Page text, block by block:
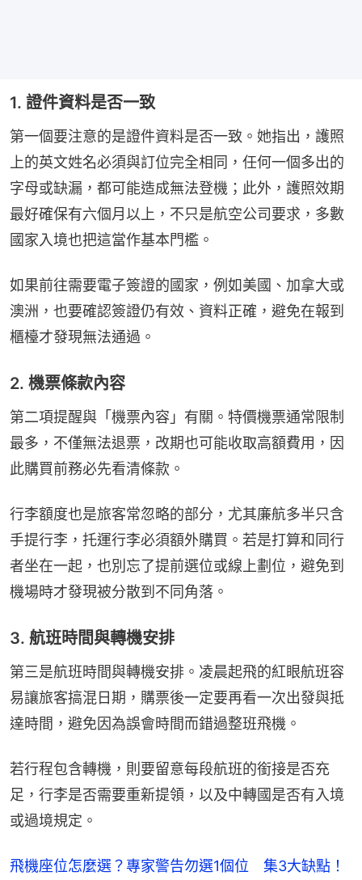
1. 證件資料是否一致
第一個要注意的是證件資料是否一致。她指出，護照
上的英文姓名必須與訂位完全相同，任何一個多出的
字母或缺漏，都可能造成無法登機；此外，護照效期
最好確保有六個月以上，不只是航空公司要求，多數
國家入境也把這當作基本門檻。
如果前往需要電子簽證的國家，例如美國、加拿大或
澳洲，也要確認簽證仍有效、資料正確，避免在報到
櫃檯才發現無法通過。
2. 機票條款內容
第二項提醒與「機票內容」有關。特價機票通常限制
最多，不僅無法退票，改期也可能收取高額費用，因
此購買前務必先看清條款。
行李額度也是旅客常忽略的部分，尤其廉航多半只含
手提行李，托運行李必須額外購買。若是打算和同行
者坐在一起，也別忘了提前選位或線上劃位，避免到
機場時才發現被分散到不同角落。
3. 航班時間與轉機安排
第三是航班時間與轉機安排。凌晨起飛的紅眼航班容
易讓旅客搞混日期，購票後一定要再看一次出發與抵
達時間，避免因為誤會時間而錯過整班飛機。
若行程包含轉機，則要留意每段航班的銜接是否充
足，行李是否需要重新提領，以及中轉國是否有入境
或過境規定。
飛機座位怎麼選？專家警告勿選1個位 集3大缺點！